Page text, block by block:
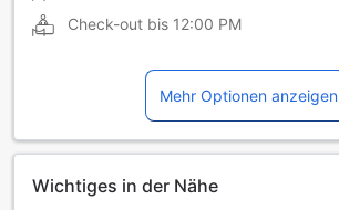
Check-out bis 12:00 PM
Mehr Optionen anzeigen
Wichtiges in der Nähe